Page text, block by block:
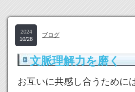
2024
10/28
ブログ
文脈理解力を磨く
お互いに共感し合うために